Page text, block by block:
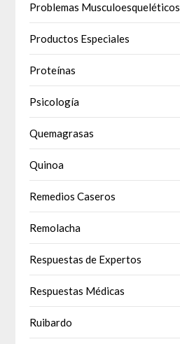
Problemas Musculoesqueléticos
Productos Especiales
Proteínas
Psicología
Quemagrasas
Quinoa
Remedios Caseros
Remolacha
Respuestas de Expertos
Respuestas Médicas
Ruibardo